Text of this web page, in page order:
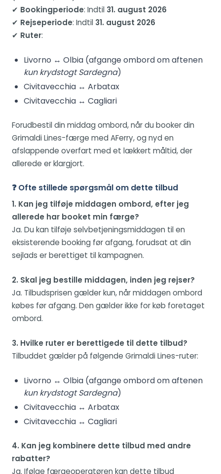
✔ Bookingperiode: Indtil 31. august 2026
✔ Rejseperiode: Indtil 31. august 2026
✔ Ruter:
Livorno ↔ Olbia (afgange ombord om aftenen
kun krydstogt Sardegna)
Civitavecchia ↔ Arbatax
Civitavecchia ↔ Cagliari
Forudbestil din middag ombord, når du booker din
Grimaldi Lines-færge med AFerry, og nyd en
afslappende overfart med et lækkert måltid, der
allerede er klargjort.
❓ Ofte stillede spørgsmål om dette tilbud
1. Kan jeg tilføje middagen ombord, efter jeg
allerede har booket min færge?
Ja. Du kan tilføje selvbetjeningsmiddagen til en
eksisterende booking før afgang, forudsat at din
sejlads er berettiget til kampagnen.
2. Skal jeg bestille middagen, inden jeg rejser?
Ja. Tilbudsprisen gælder kun, når middagen ombord
købes før afgang. Den gælder ikke for køb foretaget
ombord.
3. Hvilke ruter er berettigede til dette tilbud?
Tilbuddet gælder på følgende Grimaldi Lines-ruter:
Livorno ↔ Olbia (afgange ombord om aftenen
kun krydstogt Sardegna)
Civitavecchia ↔ Arbatax
Civitavecchia ↔ Cagliari
4. Kan jeg kombinere dette tilbud med andre
rabatter?
Ja. Ifølge færgeoperatøren kan dette tilbud